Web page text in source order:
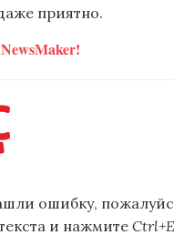
приятно.
ошибку,
и нажмите